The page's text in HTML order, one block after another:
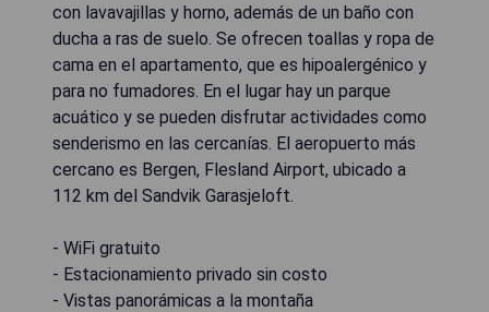
con lavavajillas y horno, además de un baño con
ducha a ras de suelo. Se ofrecen toallas y ropa de
cama en el apartamento, que es hipoalergénico y
para no fumadores. En el lugar hay un parque
acuático y se pueden disfrutar actividades como
senderismo en las cercanías. El aeropuerto más
cercano es Bergen, Flesland Airport, ubicado a
112 km del Sandvik Garasjeloft.
- WiFi gratuito
- Estacionamiento privado sin costo
- Vistas panorámicas a la montaña